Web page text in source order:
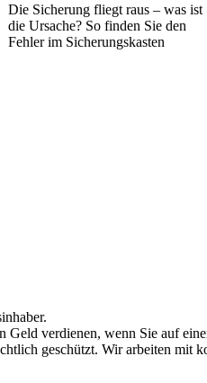
Die Sicherung fliegt raus – was ist
die Ursache? So finden Sie den
Fehler im Sicherungskasten
verdienen, wenn Sie auf
geschützt. Wir arbeiten mit